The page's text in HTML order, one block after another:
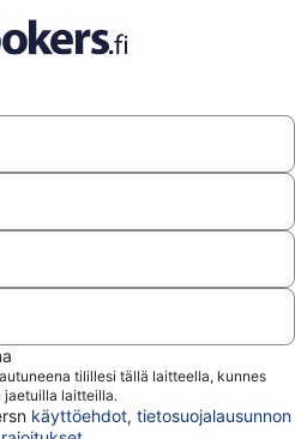
tilillesi tällä laitteella, kunnes
jaetuilla laitteilla.
käyttöehdot, tietosuojalausunnon